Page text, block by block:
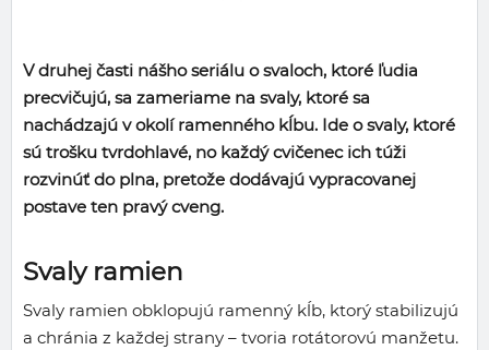
V druhej časti nášho seriálu o svaloch, ktoré ľudia
precvičujú, sa zameriame na svaly, ktoré sa
nachádzajú v okolí ramenného kĺbu. Ide o svaly, ktoré
sú trošku tvrdohlavé, no každý cvičenec ich túži
rozvinúť do plna, pretože dodávajú vypracovanej
postave ten pravý cveng.
Svaly ramien
Svaly ramien obklopujú ramenný kĺb, ktorý stabilizujú
a chránia z každej strany – tvoria rotátorovú manžetu.